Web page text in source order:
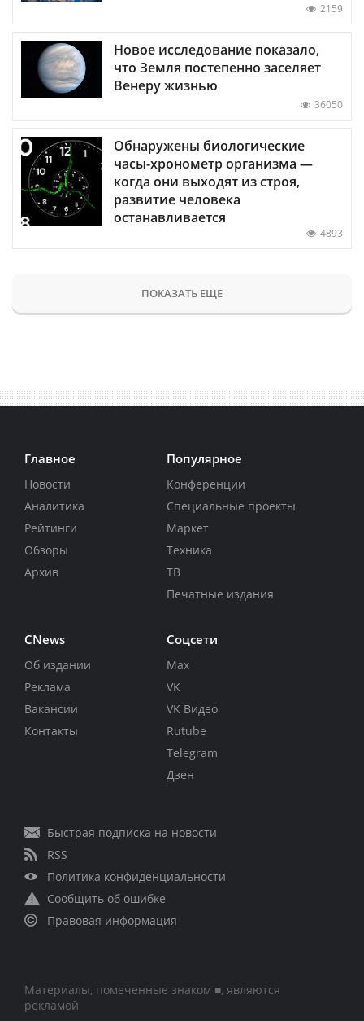
2159
Новое исследование показало,
что Земля постепенно заселяет
Венеру жизнью
36050
Обнаружены биологические
часы-хронометр организма —
когда они выходят из строя,
развитие человека
останавливается
4893
ПОКАЗАТЬ ЕЩЕ
Главное
Новости
Аналитика
Рейтинги
Обзоры
Архив
Популярное
Конференции
Специальные проекты
Маркет
Техника
ТВ
Печатные издания
CNews
Об издании
Реклама
Вакансии
Контакты
Соцсети
Max
VK
VK Видео
Rutube
Telegram
Дзен
Быстрая подписка на новости
RSS
Политика конфиденциальности
Сообщить об ошибке
Правовая информация
Материалы, помеченные знаком ■, являются
рекламой